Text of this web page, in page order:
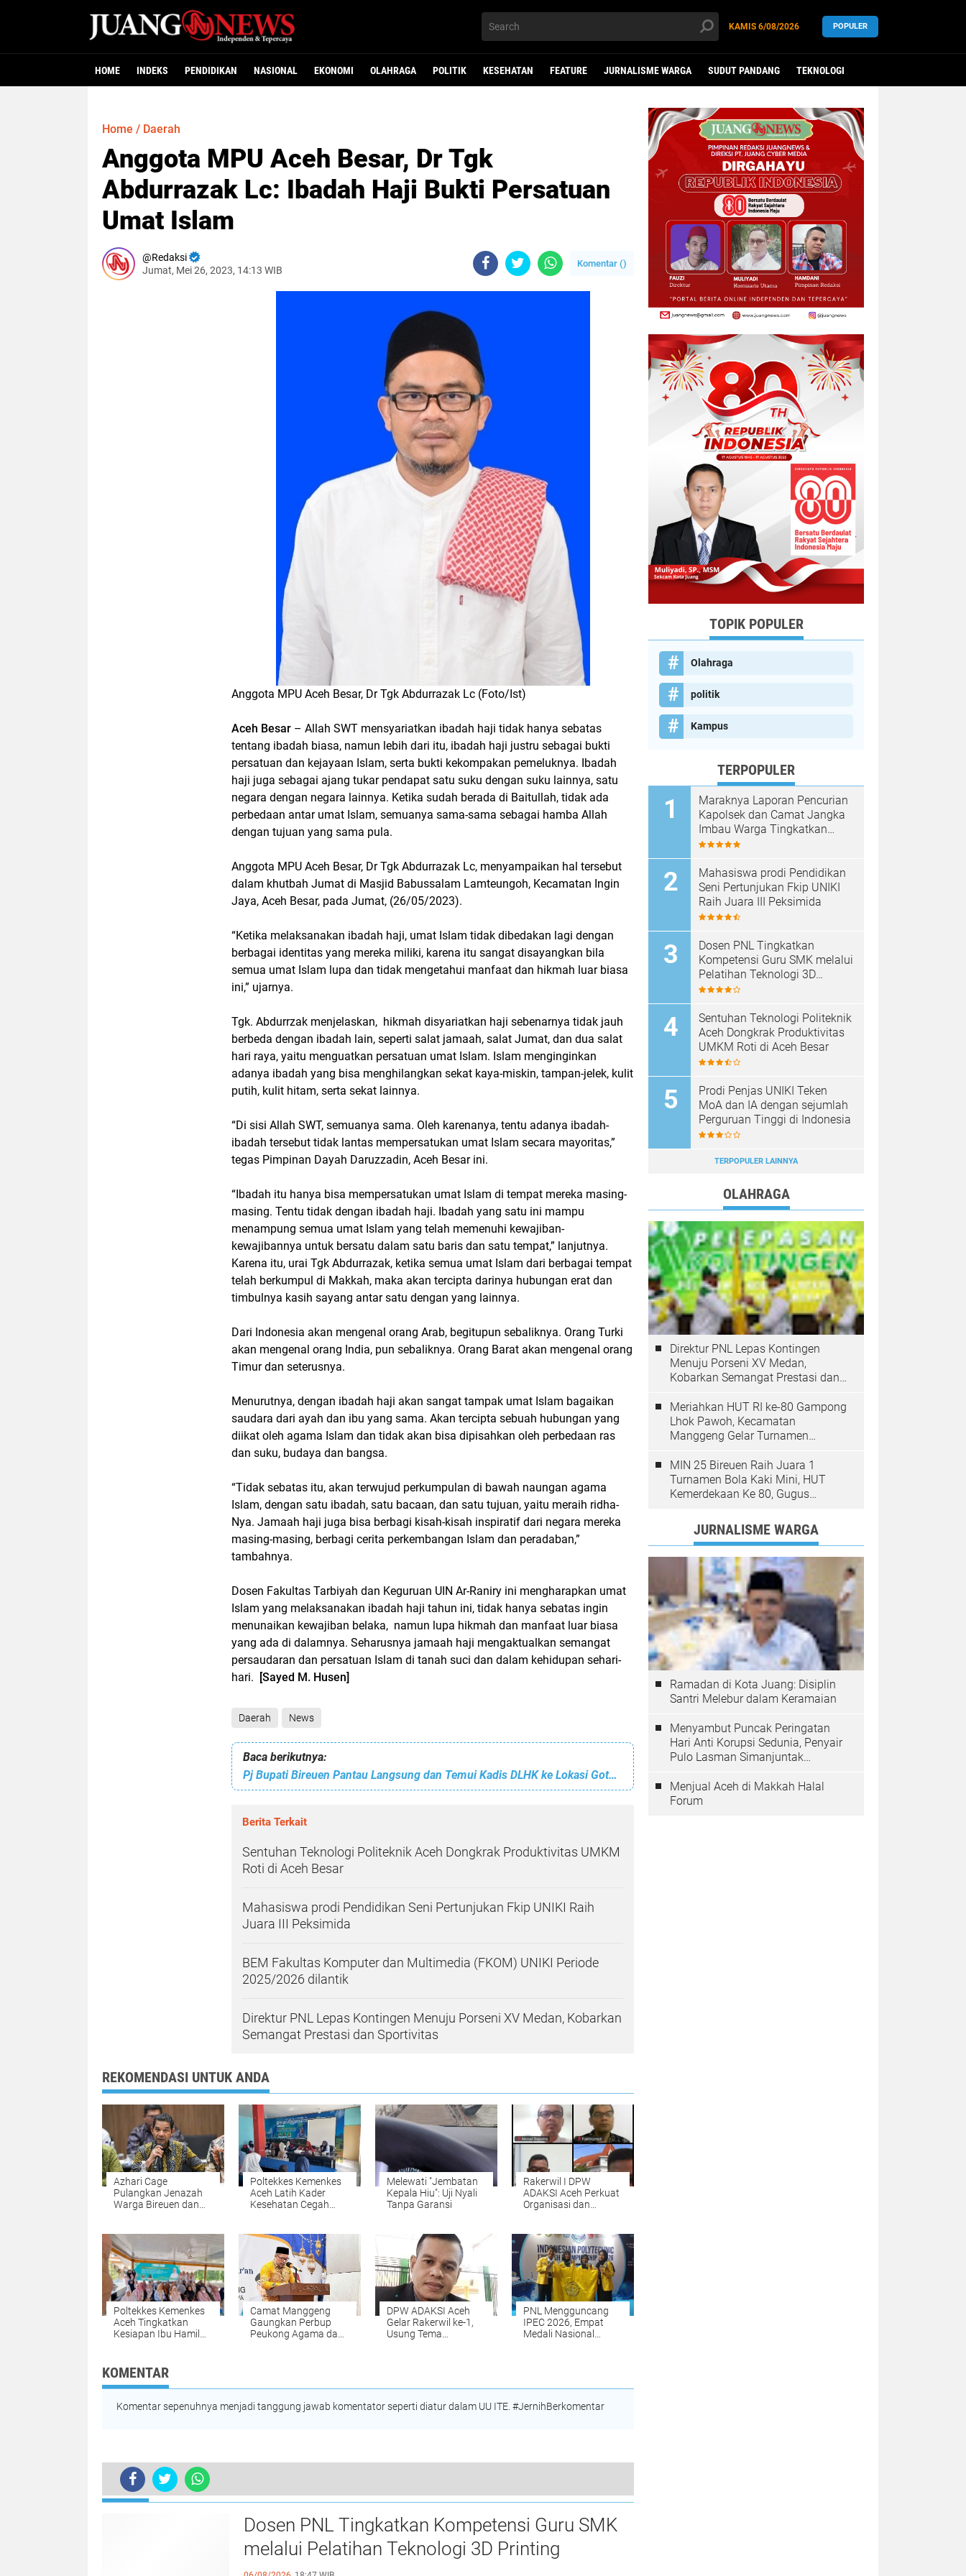
KAMIS 6/08/2026 POPULER
HOME INDEKS PENDIDIKAN NASIONAL EKONOMI OLAHRAGA POLITIK KESEHATAN FEATURE JURNALISME WARGA SUDUT PANDANG TEKNOLOGI
Home / Daerah
Anggota MPU Aceh Besar, Dr Tgk
Abdurrazak Lc: Ibadah Haji Bukti Persatuan
Umat Islam
Redaksi
Jumat, Mei 26, 2023, 14:13 WIB
Komentar ()
Anggota MPU Aceh Besar, Dr Tgk Abdurrazak Lc (Foto/Ist)
Aceh Besar – Allah SWT mensyariatkan ibadah haji tidak hanya sebatas
tentang ibadah biasa, namun lebih dari itu, ibadah haji justru sebagai bukti
persatuan dan kejayaan Islam, serta bukti kekompakan pemeluknya. Ibadah
haji juga sebagai ajang tukar pendapat satu suku dengan suku lainnya, satu
negara dengan negara lainnya. Ketika sudah berada di Baitullah, tidak ada
perbedaan antar umat Islam, semuanya sama-sama sebagai hamba Allah
dengan tujuan yang sama pula.
Anggota MPU Aceh Besar, Dr Tgk Abdurrazak Lc, menyampaikan hal tersebut
dalam khutbah Jumat di Masjid Babussalam Lamteungoh, Kecamatan Ingin
Jaya, Aceh Besar, pada Jumat, (26/05/2023).
“Ketika melaksanakan ibadah haji, umat Islam tidak dibedakan lagi dengan
berbagai identitas yang mereka miliki, karena itu sangat disayangkan bila
semua umat Islam lupa dan tidak mengetahui manfaat dan hikmah luar biasa
ini,” ujarnya.
Tgk. Abdurrzak menjelaskan, hikmah disyariatkan haji sebenarnya tidak jauh
berbeda dengan ibadah lain, seperti salat jamaah, salat Jumat, dan dua salat
hari raya, yaitu menguatkan persatuan umat Islam. Islam menginginkan
adanya ibadah yang bisa menghilangkan sekat kaya-miskin, tampan-jelek, kulit
putih, kulit hitam, serta sekat lainnya.
“Di sisi Allah SWT, semuanya sama. Oleh karenanya, tentu adanya ibadah-
ibadah tersebut tidak lantas mempersatukan umat Islam secara mayoritas,”
tegas Pimpinan Dayah Daruzzadin, Aceh Besar ini.
“Ibadah itu hanya bisa mempersatukan umat Islam di tempat mereka masing-
masing. Tentu tidak dengan ibadah haji. Ibadah yang satu ini mampu
menampung semua umat Islam yang telah memenuhi kewajiban-
kewajibannya untuk bersatu dalam satu baris dan satu tempat,” lanjutnya.
Karena itu, urai Tgk Abdurrazak, ketika semua umat Islam dari berbagai tempat
telah berkumpul di Makkah, maka akan tercipta darinya hubungan erat dan
timbulnya kasih sayang antar satu dengan yang lainnya.
Dari Indonesia akan mengenal orang Arab, begitupun sebaliknya. Orang Turki
akan mengenal orang India, pun sebaliknya. Orang Barat akan mengenal orang
Timur dan seterusnya.
Menurutnya, dengan ibadah haji akan sangat tampak umat Islam bagaikan
saudara dari ayah dan ibu yang sama. Akan tercipta sebuah hubungan yang
diikat oleh agama Islam dan tidak akan bisa dipisahkan oleh perbedaan ras
dan suku, budaya dan bangsa.
“Tidak sebatas itu, akan terwujud perkumpulan di bawah naungan agama
Islam, dengan satu ibadah, satu bacaan, dan satu tujuan, yaitu meraih ridha-
Nya. Jamaah haji juga bisa berbagi kisah-kisah inspiratif dari negara mereka
masing-masing, berbagi cerita perkembangan Islam dan peradaban,”
tambahnya.
Dosen Fakultas Tarbiyah dan Keguruan UIN Ar-Raniry ini mengharapkan umat
Islam yang melaksanakan ibadah haji tahun ini, tidak hanya sebatas ingin
menunaikan kewajiban belaka, namun lupa hikmah dan manfaat luar biasa
yang ada di dalamnya. Seharusnya jamaah haji mengaktualkan semangat
persaudaran dan persatuan Islam di tanah suci dan dalam kehidupan sehari-
hari.
[Sayed M. Husen]
Daerah News
Baca berikutnya:
Pj Bupati Bireuen Pantau Langsung dan Temui Kadis DLHK ke Lokasi Gotong Royong di RTH Cot Gapu Bireuen
Berita Terkait
Sentuhan Teknologi Politeknik Aceh Dongkrak Produktivitas UMKM
Roti di Aceh Besar
Mahasiswa prodi Pendidikan Seni Pertunjukan Fkip UNIKI Raih
Juara III Peksimida
BEM Fakultas Komputer dan Multimedia (FKOM) UNIKI Periode
2025/2026 dilantik
Direktur PNL Lepas Kontingen Menuju Porseni XV Medan, Kobarkan
Semangat Prestasi dan Sportivitas
REKOMENDASI UNTUK ANDA
Azhari Cage
Pulangkan Jenazah
Warga Bireuen dan
Poltekkes Kemenkes
Aceh Latih Kader
Kesehatan Cegah
"Gasting"
Melewati "Jembatan
Kepala Hiu": Uji Nyali
Tanpa Garansi
Rakerwil I DPW
ADAKSI Aceh Perkuat
Organisasi dan
Poltekkes Kemenkes
Aceh Tingkatkan
Kesiapan Ibu Hamil
Persalinan Berbasis
Kearifan Lokal
Camat Manggeng
Gaungkan Perbup
Peukong Agama dan
DPW ADAKSI Aceh
Gelar Rakerwil ke-1,
Usung Tema
PNL Mengguncang
IPEC 2026, Empat
Medali Nasional
KOMENTAR
Komentar sepenuhnya menjadi tanggung jawab komentator seperti diatur dalam UU ITE. #JernihBerkomentar
Anggota MPU Aceh Besar, Dr Tgk Abdurrazak Lc: Ibadah Haji Bukti Persatuan Umat Islam
TERKINI
Dosen PNL Tingkatkan Kompetensi Guru SMK
melalui Pelatihan Teknologi 3D Printing
TOPIK POPULER
Olahraga
politik
Kampus
TERPOPULER
Maraknya Laporan Pencurian
Kapolsek dan Camat Jangka
Imbau Warga Tingkatkan
Kewaspadaan
Mahasiswa prodi Pendidikan
Seni Pertunjukan Fkip UNIKI
Raih Juara III Peksimida
Dosen PNL Tingkatkan
Kompetensi Guru SMK melalui
Pelatihan Teknologi 3D
Printing
Sentuhan Teknologi Politeknik
Aceh Dongkrak Produktivitas
UMKM Roti di Aceh Besar
Prodi Penjas UNIKI Teken
MoA dan IA dengan sejumlah
Perguruan Tinggi di Indonesia
TERPOPULER LAINNYA
OLAHRAGA
Direktur PNL Lepas Kontingen
Menuju Porseni XV Medan,
Kobarkan Semangat Prestasi dan
Meriahkan HUT RI ke-80 Gampong
Lhok Pawoh, Kecamatan
Manggeng Gelar Turnamen
MIN 25 Bireuen Raih Juara 1
Turnamen Bola Kaki Mini, HUT
Kemerdekaan Ke 80, Gugus
JURNALISME WARGA
Ramadan di Kota Juang: Disiplin
Santri Melebur dalam Keramaian
Menyambut Puncak Peringatan
Hari Anti Korupsi Sedunia, Penyair
Pulo Lasman Simanjuntak
Korupsi di Indonesia
Menjual Aceh di Makkah Halal
Forum